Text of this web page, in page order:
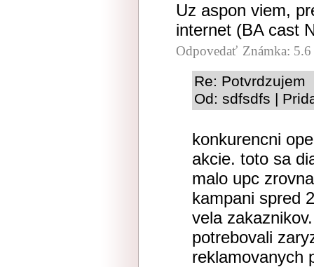
Uz aspon viem,
internet (BA cast
Odpovedať Známka: 5.6
Re: Potvrdzujem
Od: sdfsdfs |
konkurencni
akcie. toto sa
malo upc
kampani spred
vela
potrebovali
reklamovanych